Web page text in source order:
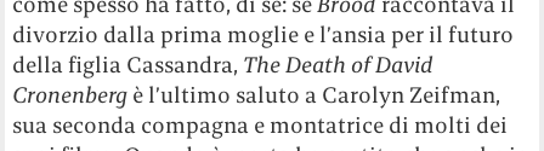
divorzio dalla prima moglie e l’ansia per il futuro
della figlia Cassandra, The Death of David
Cronenberg è l’ultimo saluto a Carolyn Zeifman,
sua seconda compagna e montatrice di molti dei